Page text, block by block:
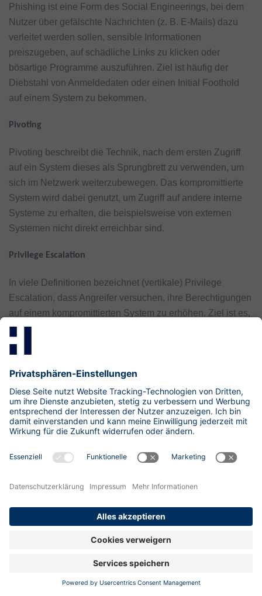
Phishing ist eine Form des Social Engineerings, bei dem
Nutzer über gefälschte Nachrichten (z. B. E-Mails) dazu
verleitet werden sollen, sensible Informationen
preiszugeben, auf schädliche Links zu klicken oder
bösartige Programme auszuführen. Ziel ist häufig der
Diebstahl von Anmeldedaten oder einen Initial Foothold
auf einem System zu bekommen.
Pivoting
Pivoting beschreibt die Technik, nach dem ersten Zugriff
auf ein System dieses als Sprungbrett zu verwenden, um
sich im Netzwerk weiterzubewegen. Das kompromittierte
System wird dabei genutzt, um Zugriff auf andere interne
Systeme zu erhalten, die beispielsweise von externen
Systemen nicht direkt erreichbar sind.
Privilege Escalation
In viele Definitionen bezeichnet (vertikale) Privilege
Escalation, dass Angreifer versuchen, ihre Berechtigungen
auf einem kompromittierten System zu erhöhen. Ziel ist es,
von einem eingeschränkten Benutzerkonto zu
administrativen Rechten (z. B. root oder SYSTEM) zu
Aktionen zu erhalten.
Diffenziert muss man allerdings noch die horizontale
Privilege Escalation betrachten, bei der versucht wird, auf
weitere Ressourcen (beispielsweise einen weiteren
Account) desselben Berechtigungslevels zuzugreifen.
Process Hollowing
Process Hollowing ist eine spezielle Injection-Technik, bei
Code ersetzt wird. Dies hilft Angreifern, ihre Aktivitäten als
legitime Prozesse zu tarnen und Erkennungssysteme zu